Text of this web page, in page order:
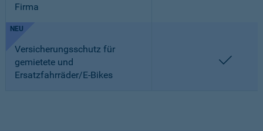
Firma
NEU
Versicherungsschutz für
gemietete und
Ersatzfahrräder/E-Bikes